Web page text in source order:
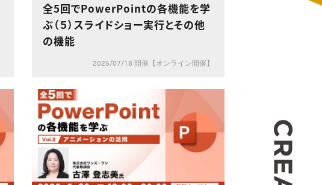
全5回でPowerPointの各機能を学
ぶ（５）スライドショー実行とその他
の機能
2025/07/18 開催【オンライン開催】